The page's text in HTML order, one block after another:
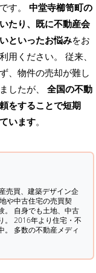
す。 中堂寺櫛笥町の
たり、既に不動産会
といったお悩みをお
用ください。 従来、
、物件の売却が難し
したが、 全国の不動
をすることで短期
います。
売買、建築デザイン企
や中古住宅の売買契
。 自身でも土地、中古
。 2016年より住宅・不
。 多数の不動産メディ